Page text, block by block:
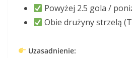
Powyżej 2.5 gola /
Obie drużyny strzelą
Uzasadnienie: